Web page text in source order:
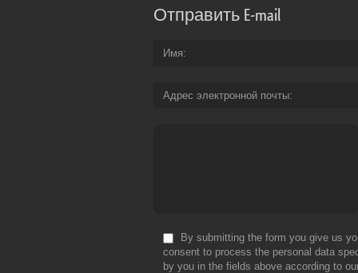
Отправить E-mail
Имя
Адрес электронной почты
By submitting the form you give us
consent to process the personal data
by you in the fields above according to